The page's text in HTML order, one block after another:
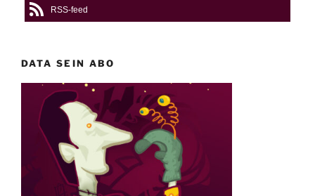
RSS-feed
DATA SEIN ABO